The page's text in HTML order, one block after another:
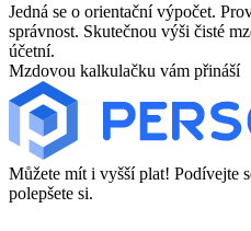
Jedná se o orientační výpočet.
správnost. Skutečnou výši čisté
účetní.
Mzdovou kalkulačku vám přináší
Můžete mít i vyšší plat! Podívejte
polepšete si.